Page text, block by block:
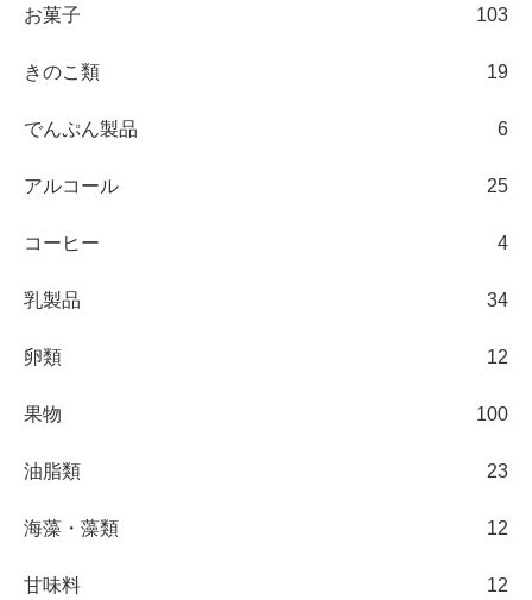
お菓子 103
きのこ類 19
でんぷん製品 6
アルコール 25
コーヒー 4
乳製品 34
卵類 12
果物 100
油脂類 23
海藻・藻類 12
甘味料 12